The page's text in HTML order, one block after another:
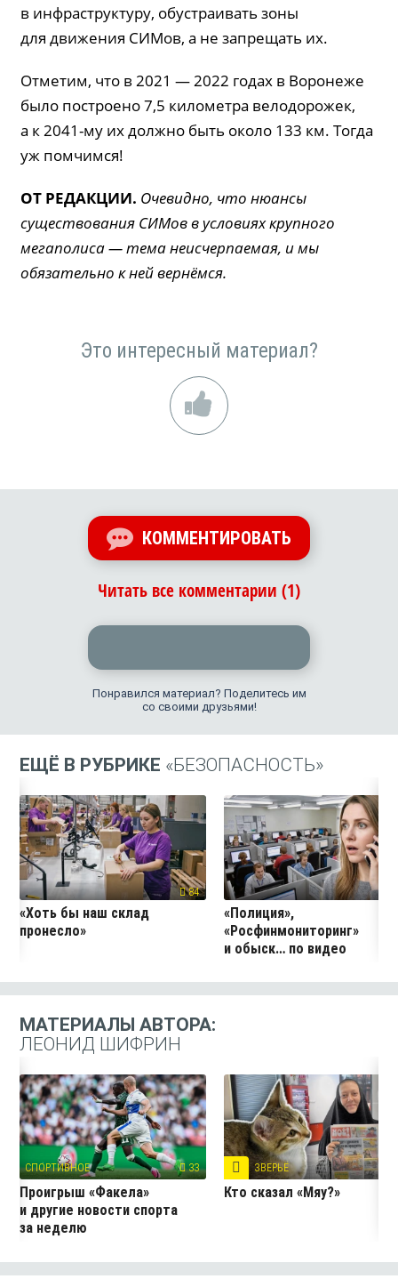
в инфраструктуру, обустраивать зоны
для движения СИМов, а не запрещать их.
Отметим, что в 2021 — 2022 годах в Воронеже
было построено 7,5 километра велодорожек,
а к 2041-му их должно быть около 133 км. Тогда
уж помчимся!
ОТ РЕДАКЦИИ. Очевидно, что нюансы
существования СИМов в условиях крупного
мегаполиса — тема неисчерпаемая, и мы
обязательно к ней вернёмся.
Это интересный материал?
КОММЕНТИРОВАТЬ
Читать все комментарии (1)
Понравился материал? Поделитесь им
со своими друзьями!
ЕЩЁ В РУБРИКЕ «БЕЗОПАСНОСТЬ»
84
«Хоть бы наш склад
пронесло»
«Полиция»,
«Росфинмониторинг»
и обыск… по видео
МАТЕРИАЛЫ АВТОРА:
ЛЕОНИД ШИФРИН
СПОРТИВНОЕ 33
Проигрыш «Факела»
и другие новости спорта
за неделю
ЗВЕРЬЁ
Кто сказал «Мяу?»